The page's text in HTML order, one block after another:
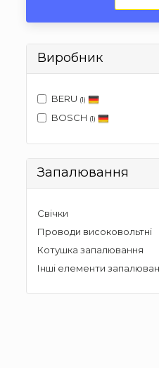
Виробник
BERU (1)
BOSCH (1)
Запалювання
Свічки
Проводи високовольтні
Котушка запалювання
Інші елементи